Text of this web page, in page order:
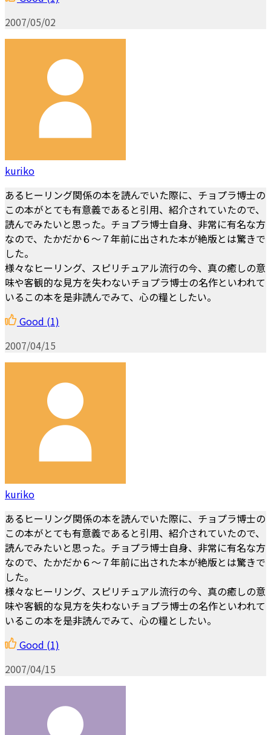
2007/05/02
kuriko
あるヒーリング関係の本を読んでいた際に、チョプラ博士の
この本がとても有意義であると引用、紹介されていたので、
読んでみたいと思った。チョプラ博士自身、非常に有名な方
なので、たかだか６～７年前に出された本が絶版とは驚きで
した。
様々なヒーリング、スピリチュアル流行の今、真の癒しの意
味や客観的な見方を失わないチョプラ博士の名作といわれて
いるこの本を是非読んでみて、心の糧としたい。
Good (1)
2007/04/15
kuriko
あるヒーリング関係の本を読んでいた際に、チョプラ博士の
この本がとても有意義であると引用、紹介されていたので、
読んでみたいと思った。チョプラ博士自身、非常に有名な方
なので、たかだか６～７年前に出された本が絶版とは驚きで
した。
様々なヒーリング、スピリチュアル流行の今、真の癒しの意
味や客観的な見方を失わないチョプラ博士の名作といわれて
いるこの本を是非読んでみて、心の糧としたい。
Good (1)
2007/04/15